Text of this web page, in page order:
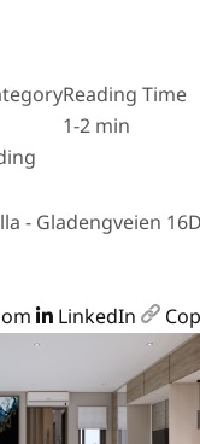
Reading Time
1-2 min
- Gladengveien
LinkedIn